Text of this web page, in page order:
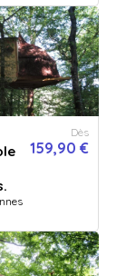
établissements
250€
Dès
159,90 €